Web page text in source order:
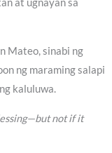
at ugnayan sa
Mateo, sinabi ng
ng maraming salapi
kaluluwa.
not if it